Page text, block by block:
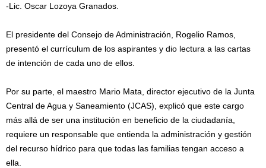
-Lic. Oscar Lozoya Granados.
El presidente del Consejo de Administración, Rogelio Ramos,
presentó el currículum de los aspirantes y dio lectura a las cartas
de intención de cada uno de ellos.
Por su parte, el maestro Mario Mata, director ejecutivo de la Junta
Central de Agua y Saneamiento (JCAS), explicó que este cargo
más allá de ser una institución en beneficio de la ciudadanía,
requiere un responsable que entienda la administración y gestión
del recurso hídrico para que todas las familias tengan acceso a
ella.